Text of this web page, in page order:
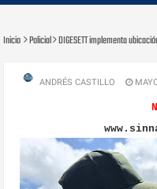
Inicio Policial DIGESETT implementa
ANDRÉS CASTILLO